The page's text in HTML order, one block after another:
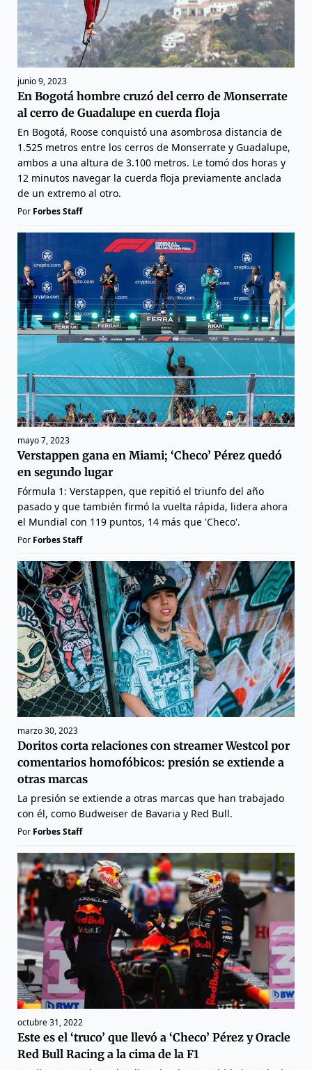
junio 9, 2023
En Bogotá hombre cruzó del cerro de Monserrate
al cerro de Guadalupe en cuerda floja
En Bogotá, Roose conquistó una asombrosa distancia de
1.525 metros entre los cerros de Monserrate y Guadalupe,
ambos a una altura de 3.100 metros. Le tomó dos horas y
12 minutos navegar la cuerda floja previamente anclada
de un extremo al otro.
Por Forbes Staff
mayo 7, 2023
Verstappen gana en Miami; ‘Checo’ Pérez quedó
en segundo lugar
Fórmula 1: Verstappen, que repitió el triunfo del año
pasado y que también firmó la vuelta rápida, lidera ahora
el Mundial con 119 puntos, 14 más que 'Checo'.
Por Forbes Staff
marzo 30, 2023
Doritos corta relaciones con streamer Westcol por
comentarios homofóbicos: presión se extiende a
otras marcas
La presión se extiende a otras marcas que han trabajado
con él, como Budweiser de Bavaria y Red Bull.
Por Forbes Staff
octubre 31, 2022
Este es el ‘truco’ que llevó a ‘Checo’ Pérez y Oracle
Red Bull Racing a la cima de la F1